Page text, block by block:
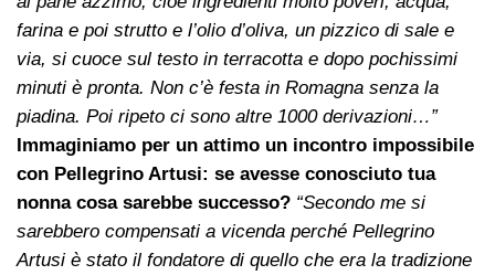
farina e poi strutto e l’olio d’oliva, un pizzico di sale e
via, si cuoce sul testo in terracotta e dopo pochissimi
minuti è pronta. Non c’è festa in Romagna senza la
piadina. Poi ripeto ci sono altre 1000 derivazioni…”
Immaginiamo per un attimo un incontro impossibile
con Pellegrino Artusi: se avesse conosciuto tua
nonna cosa sarebbe successo? “Secondo me si
sarebbero compensati a vicenda perché Pellegrino
Artusi è stato il fondatore di quello che era la tradizione